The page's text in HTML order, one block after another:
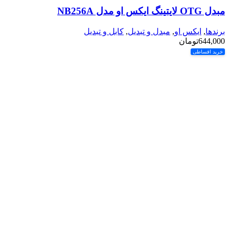
مبدل OTG لایتینگ ایکس او مدل NB256A
برندها, ایکس او, مبدل و تبدیل, کابل و تبدیل
644,000تومان
خرید اقساطی